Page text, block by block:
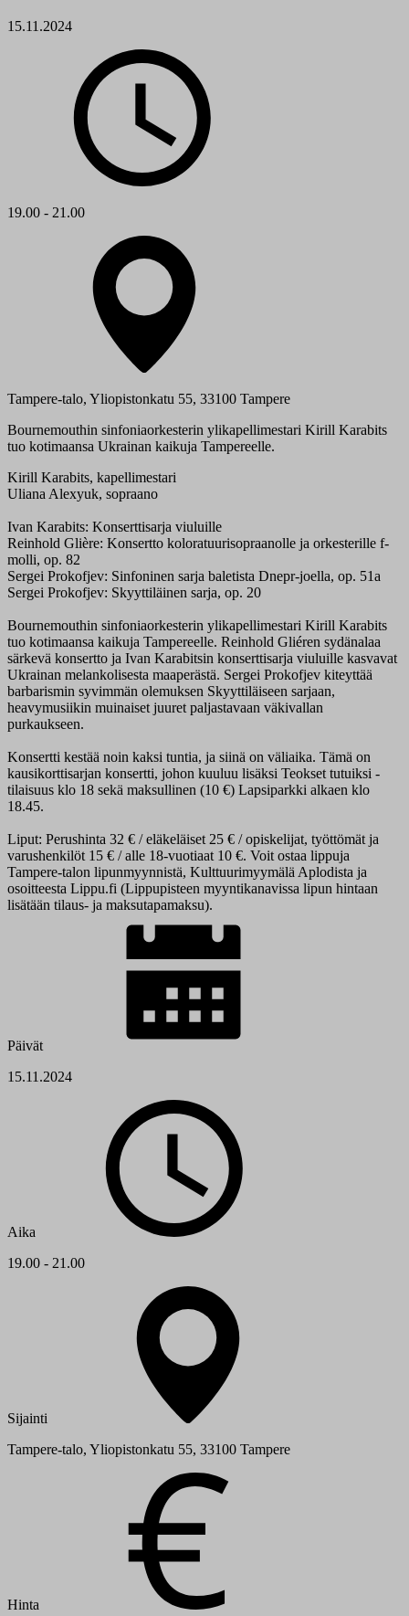
15.11.2024
19.00 - 21.00
Tampere-talo, Yliopistonkatu 55, 33100 Tampere
Bournemouthin sinfoniaorkesterin ylikapellimestari Kirill Karabits
tuo kotimaansa Ukrainan kaikuja Tampereelle.
Kirill Karabits, kapellimestari
Uliana Alexyuk, sopraano
Ivan Karabits: Konserttisarja viuluille
Reinhold Glière: Konsertto koloratuurisopraanolle ja orkesterille f-
molli, op. 82
Sergei Prokofjev: Sinfoninen sarja baletista Dnepr-joella, op. 51a
Sergei Prokofjev: Skyyttiläinen sarja, op. 20
Bournemouthin sinfoniaorkesterin ylikapellimestari Kirill Karabits
tuo kotimaansa kaikuja Tampereelle. Reinhold Gliéren sydänalaa
särkevä konsertto ja Ivan Karabitsin konserttisarja viuluille kasvavat
Ukrainan melankolisesta maaperästä. Sergei Prokofjev kiteyttää
barbarismin syvimmän olemuksen Skyyttiläiseen sarjaan,
heavymusiikin muinaiset juuret paljastavaan väkivallan
purkaukseen.
Konsertti kestää noin kaksi tuntia, ja siinä on väliaika. Tämä on
kausikorttisarjan konsertti, johon kuuluu lisäksi Teokset tutuiksi -
tilaisuus klo 18 sekä maksullinen (10 €) Lapsiparkki alkaen klo
18.45.
Liput: Perushinta 32 € / eläkeläiset 25 € / opiskelijat, työttömät ja
varushenkilöt 15 € / alle 18-vuotiaat 10 €. Voit ostaa lippuja
Tampere-talon lipunmyynnistä, Kulttuurimyymälä Aplodista ja
osoitteesta Lippu.fi (Lippupisteen myyntikanavissa lipun hintaan
lisätään tilaus- ja maksutapamaksu).
Päivät
15.11.2024
Aika
19.00 - 21.00
Sijainti
Tampere-talo, Yliopistonkatu 55, 33100 Tampere
Hinta